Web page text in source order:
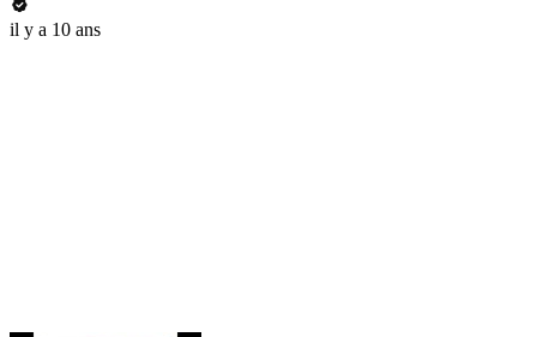
il y a 10 ans